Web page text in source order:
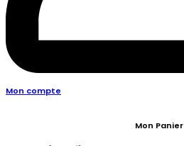
Mon compte
Mon Panier